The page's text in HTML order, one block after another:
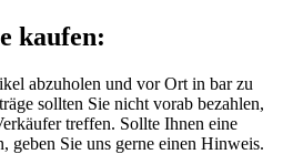
kaufen:
abzuholen und vor Ort in bar zu
sollten Sie nicht vorab bezahlen,
treffen. Sollte Ihnen eine
geben Sie uns gerne einen Hinweis.